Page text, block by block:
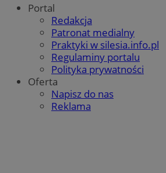
Portal
Redakcja
Patronat medialny
Praktyki w silesia.info.pl
Regulaminy portalu
Polityka prywatności
Oferta
Napisz do nas
Reklama